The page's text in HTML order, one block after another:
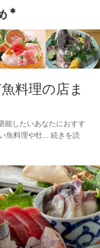
料理の店ま
能したいあなたにおすす
魚料理や牡
続きを読